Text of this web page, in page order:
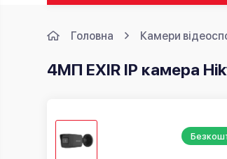
Головна Камери
4МП EXIR IP камера